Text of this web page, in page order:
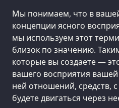
Мы понимаем, что в
концепции ясного
мы используем этот
близок по значению.
которые вы создаете —
вашего восприятия
ней отношений, средств,
будете двигаться через